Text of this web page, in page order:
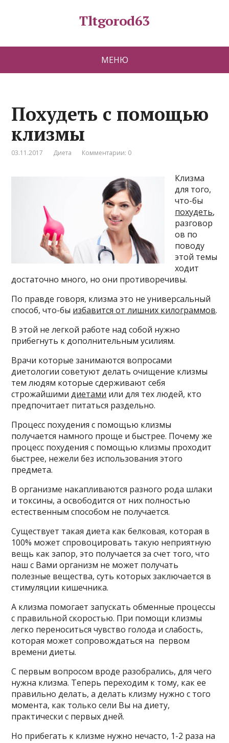
Tltgorod63
МЕНЮ
Похудеть с помощью
клизмы
03.11.2017 Диета Комментарии: 0
Клизма
для того,
что-бы
похудеть,
разговор
ов по
поводу
этой темы
ходит
достаточно много, но они противоречивы.
По правде говоря, клизма это не универсальный
способ, что-бы избавится от лишних килограммов.
В этой не легкой работе над собой нужно
прибегнуть к дополнительным усилиям.
Врачи которые занимаются вопросами
диетологии советуют делать очищение клизмы
тем людям которые сдерживают себя
строжайшимидиетами или для тех людей, кто
предпочитает питаться раздельно.
Процесс похудения с помощью клизмы
получается намного проще и быстрее. Почему же
процесс похудения с помощью клизмы проходит
быстрее, нежели без использования этого
предмета.
В организме накапливаются разного рода шлаки
и токсины, а освободится от них полностью
естественным способом не получается.
Существует такая диета как белковая, которая в
100% может спровоцировать такую неприятную
вещь как запор, это получается за счет того, что
наш с Вами организм не может получать
полезные вещества, суть которых заключается в
стимуляции кишечника.
А клизма помогает запускать обменные процессы
с правильной скоростью. При помощи клизмы
легко переноситься чувство голода и слабость,
которая может сопровождаться на первом
времени диеты.
С первым вопросом вроде разобрались, для чего
нужна клизма. Теперь переходим к тому, как ее
правильно делать, а делать клизму нужно с того
момента, как только сели Вы на диету,
практически с первых дней.
Но прибегать к клизме нужно нечасто, 1-2 раза на